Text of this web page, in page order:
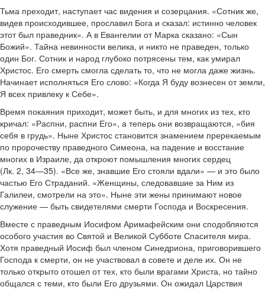
Тьма преходит, наступает час видения и созерцания. «Сотник же,
видев происходившее, прославил Бога и сказал: истинно человек
этот был праведник». А в Евангелии от Марка сказано: «Сын
Божий». Тайна невинности велика, и никто не праведен, только
один Бог. Сотник и народ глубоко потрясены тем, как умирал
Христос. Его смерть смогла сделать то, что не могла даже жизнь.
Начинает исполняться Его слово: «Когда Я буду вознесен от земли,
Я всех привлеку к Себе».
Время покаяния приходит, может быть, и для многих из тех, кто
кричал: «Распни, распни Его», а теперь они возвращаются, «бия
себя в грудь». Ныне Христос становится знамением пререкаемым
по пророчеству праведного Симеона, на падение и восстание
многих в Израиле, да откроют помышления многих сердец
(Лк. 2, 34—35). «Все же, знавшие Его стояли вдали» — и это было
частью Его Страданий. «Женщины, следовавшие за Ним из
Галилеи, смотрели на это». Ныне эти жены принимают новое
служение — быть свидетелями смерти Господа и Воскресения.
Вместе с праведным Иосифом Аримафейским они сподобляются
особого участия во Святой и Великой Субботе Спасителя мира.
Хотя праведный Иосиф был членом Синедриона, приговорившего
Господа к смерти, он не участвовал в совете и деле их. Он не
только открыто отошел от тех, кто были врагами Христа, но тайно
общался с теми, кто были Его друзьями. Он ожидал Царствия